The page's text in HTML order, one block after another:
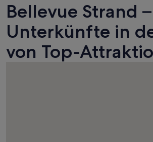
Bellevue Strand
Unterkünfte in
von Top-